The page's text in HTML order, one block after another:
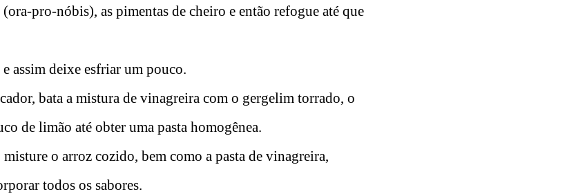
pro-nóbis), as pimentas de cheiro e então refogue até que
assim deixe esfriar um pouco.
bata a mistura de vinagreira com o gergelim torrado, o
de limão até obter uma pasta homogênea.
o arroz cozido, bem como a pasta de vinagreira,
todos os sabores.